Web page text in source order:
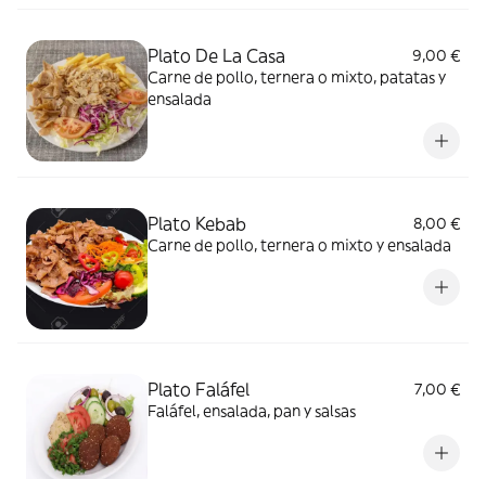
Plato De La Casa
9,00 €
Carne de pollo, ternera o mixto, patatas y
ensalada
Plato Kebab
8,00 €
Carne de pollo, ternera o mixto y ensalada
Plato Faláfel
7,00 €
Faláfel, ensalada, pan y salsas